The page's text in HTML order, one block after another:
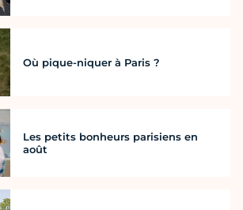
Où pique-niquer à Paris ?
Les petits bonheurs parisiens en
août